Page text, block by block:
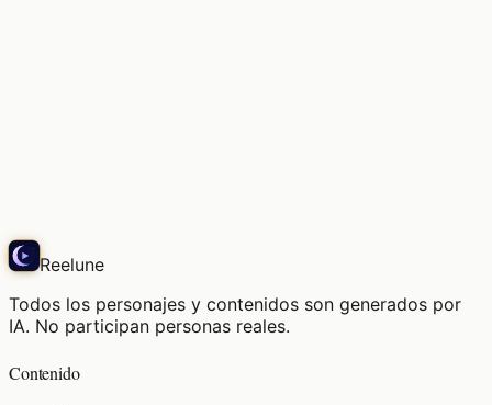
Reelune
Todos los personajes y contenidos son generados por
IA. No participan personas reales.
Contenido